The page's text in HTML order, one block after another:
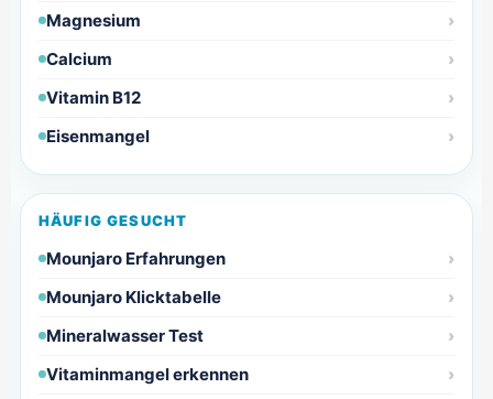
Magnesium
Calcium
Vitamin B12
Eisenmangel
HÄUFIG GESUCHT
Mounjaro Erfahrungen
Mounjaro Klicktabelle
Mineralwasser Test
Vitaminmangel erkennen